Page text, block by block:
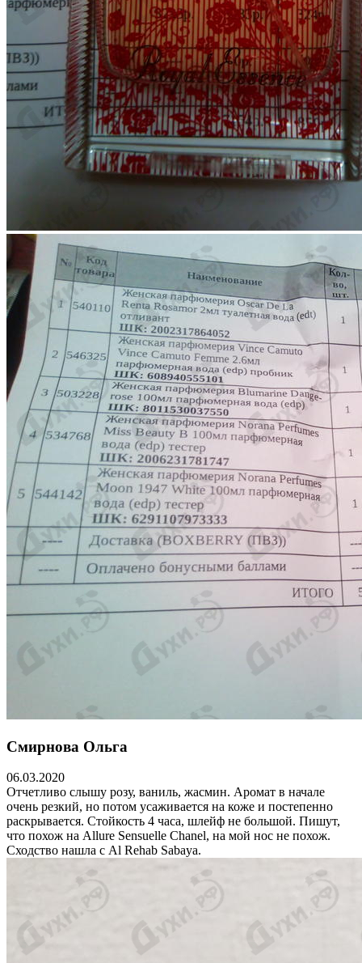
Смирнова Ольга
06.03.2020
Отчетливо слышу розу, ваниль, жасмин. Аромат в начале
очень резкий, но потом усаживается на коже и постепенно
раскрывается. Стойкость 4 часа, шлейф не большой. Пишут,
что похож на Allure Sensuelle Chanel, на мой нос не похож.
Сходство нашла с Al Rehab Sabaya.